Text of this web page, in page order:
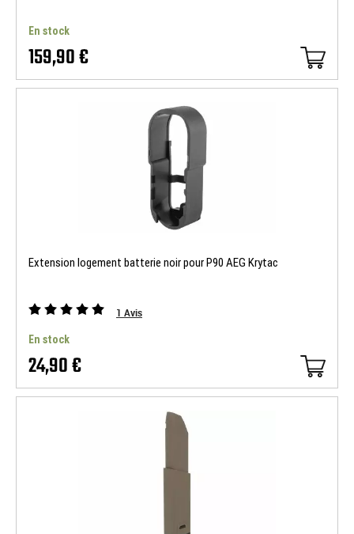
En stock
159,90 €
Extension logement batterie noir pour P90 AEG Krytac
1 Avis
En stock
24,90 €